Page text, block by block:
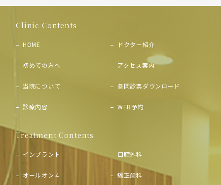
Clinic Contents
HOME
初めての方へ
当院について
診療内容
ドクター紹介
アクセス案内
各問診票ダウンロード
WEB予約
Treatment Contents
インプラント
オールオン４
口腔外科
矯正歯科